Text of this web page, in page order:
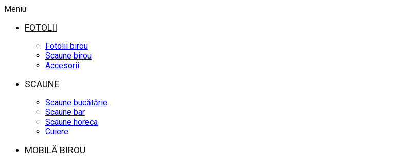
Meniu
FOTOLII
Fotolii birou
Scaune birou
Accesorii
SCAUNE
Scaune bucătărie
Scaune bar
Scaune horeca
Cuiere
MOBILĂ BIROU